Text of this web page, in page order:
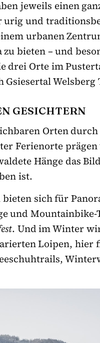
jeweils einen
urig und
urbanen
bieten – und
drei Orte im
Welsberg
GESICHTERN
Orten durch
Ferienorte
Hänge das
ist.
sich für
und
. Und im Winter
Loipen, hier